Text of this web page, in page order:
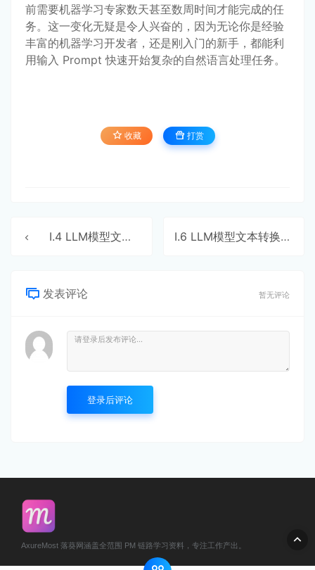
前需要机器学习专家数天甚至数周时间才能完成的任
务。这一变化无疑是令人兴奋的，因为无论你是经验
丰富的机器学习开发者，还是刚入门的新手，都能利
用输入 Prompt 快速开始复杂的自然语言处理任务。
收藏 打赏
Ⅰ.4 LLM模型文本概括 Ⅰ.6 LLM模型文本转换
发表评论 暂无评论
登录后评论
AxureMost 落葵网涵盖全范围 PM 链路学习资料，专注工作产出。